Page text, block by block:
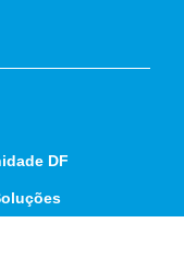
DF